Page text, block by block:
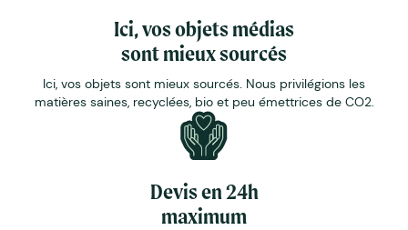
Ici, vos objets médias
sont mieux sourcés
Ici, vos objets sont mieux sourcés. Nous privilégions les
matières saines, recyclées, bio et peu émettrices de CO2.
Devis en 24h
maximum